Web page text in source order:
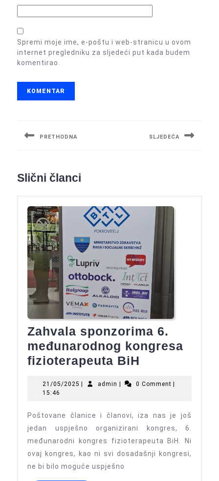
Spremi moje ime, e-poštu i web-stranicu u ovom
internet pregledniku za sljedeći put kada budem
komentirao.
PRETHODNA SLJEDEĆA
Slični članci
Zahvala sponzorima 6.
međunarodnog kongresa
fizioterapeuta BiH
6.
kongresa
BiH
21/05/2025 21/05/2025
| admin admin
| 0 Comment |
15:46
Poštovane članice i članovi, iza nas je još
jedan uspješno organizirani kongres, 6.
međunarodni kongres fizioterapeuta BiH. Ni
ovaj kongres, kao ni svi dosadašnji kongresi,
ne bi bilo moguće uspješno